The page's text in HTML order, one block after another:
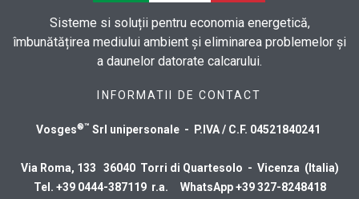
Sisteme si soluții pentru economia energetică,
îmbunătățirea mediului ambient și eliminarea problemelor și
a daunelor datorate calcarului.
INFORMATII DE CONTACT
Vosges®™ Srl unipersonale - P.IVA / C.F. 04521840241
Via Roma, 133 36040 Torri di Quartesolo - Vicenza (Italia)
Tel. +39 0444-387119 r.a. WhatsApp +39 327-8248418